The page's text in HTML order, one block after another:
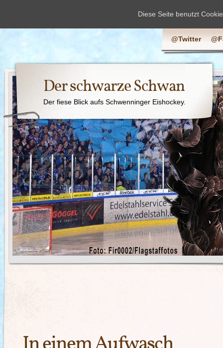
@Twitter
Der schwarze Schwan
Der fiese Blick aufs Schwenninger Eishockey.
Diese Seite benutzt